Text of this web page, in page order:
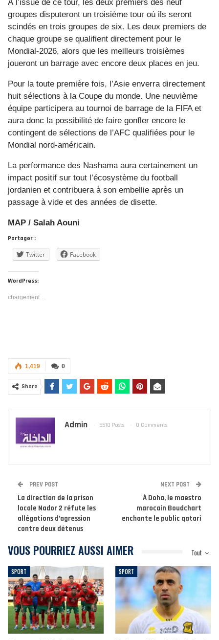
À l’issue de ce tour, les deux premiers des neuf
groupes disputeront un troisième tour où ils seront
scindés en trois groupes de six. Les deux premiers de
chaque groupe se qualifient directement pour le
Mondial-2026, alors que les meilleurs troisièmes
joueront un barrage avec encore deux places en jeu.
Pour la toute première fois, l’Asie enverra directement
huit sélections à la Coupe du monde. Une neuvième
équipe participera au tournoi de barrage de la FIFA et
aura donc la possibilité de faire gonfler encore le
contingent de sélections de l’AFC qualifiées pour le
Mondial nord-américain.
La performance des Nashama aura certainement un
impact positif sur tout l’écosystème du football
jordanien et contribuera à son embellie après un
passage à vide et des années de disette.
MAP / Salah Aouni
Partager :
Twitter Facebook
WordPress:
chargement…
0
1,419
Share
Admin 5510 Posts 0 Comments
PREV POST
La direction de la prison
locale Nador 2 réfute les
allégations d’agression
contre deux détenus
NEXT POST
À Doha, le maestro
marocain Boudchart
enchante le public qatari
Tout
VOUS POURRIEZ AUSSI AIMER
SPORT SPORT